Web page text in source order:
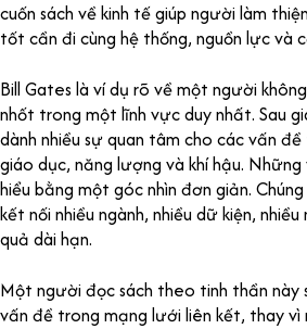
cuốn sách về kinh tế giúp người làm
tốt cần đi cùng hệ thống, nguồn lực và
Bill Gates là ví dụ rõ về một người
nhốt trong một lĩnh vực duy nhất. Sau
dành nhiều sự quan tâm cho các vấn
giáo dục, năng lượng và khí hậu.
hiểu bằng một góc nhìn đơn giản.
kết nối nhiều ngành, nhiều dữ kiện,
quả dài hạn.
Một người đọc sách theo tinh thần này
vấn đề trong mạng lưới liên kết, thay vì